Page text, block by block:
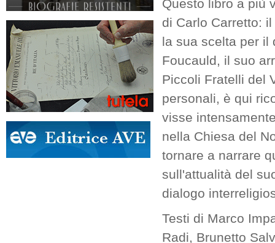
Questo libro a più
di Carlo Carretto:
la sua scelta per il
Foucauld, il suo
Piccoli Fratelli del
personali, è qui
visse
nella Chiesa del
tornare a narrare
sull'attualità del
dialogo
Testi di Marco
Radi, Brunetto